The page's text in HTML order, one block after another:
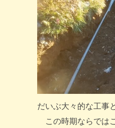
だいぶ大々的な工事
この時期ならでは